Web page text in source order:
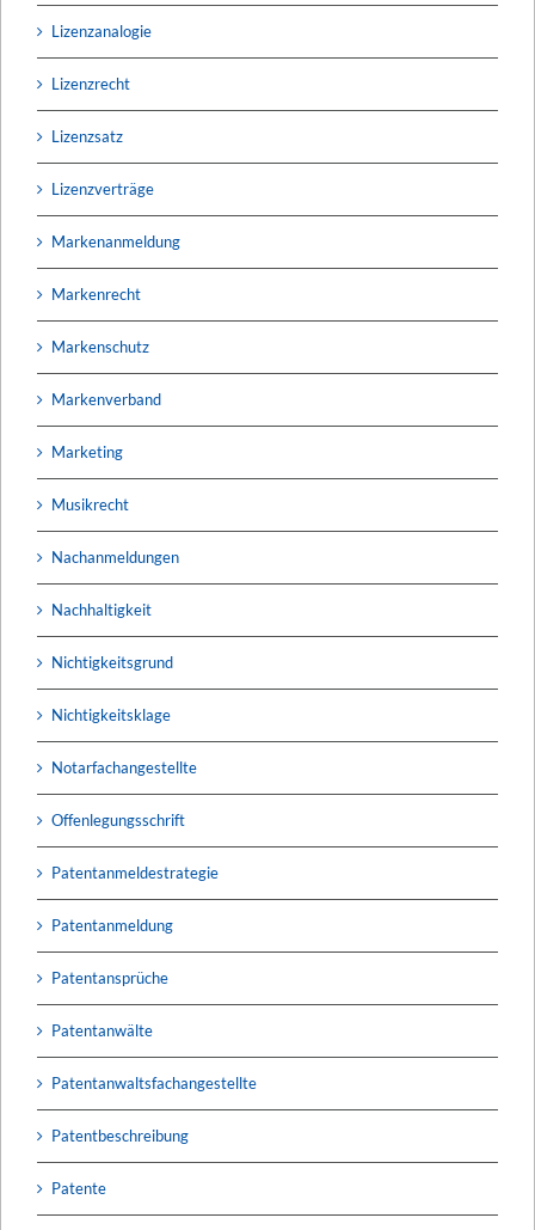
Lizenzanalogie
Lizenzrecht
Lizenzsatz
Lizenzverträge
Markenanmeldung
Markenrecht
Markenschutz
Markenverband
Marketing
Musikrecht
Nachanmeldungen
Nachhaltigkeit
Nichtigkeitsgrund
Nichtigkeitsklage
Notarfachangestellte
Offenlegungsschrift
Patentanmeldestrategie
Patentanmeldung
Patentansprüche
Patentanwälte
Patentanwaltsfachangestellte
Patentbeschreibung
Patente